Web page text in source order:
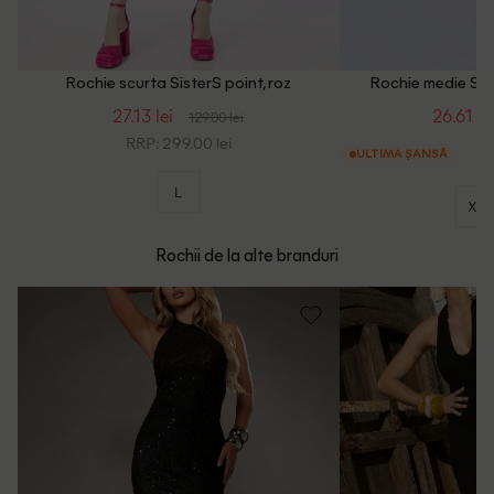
Rochie scurta SisterS point, roz
27.13 lei 129.00 lei
RRP: 299.00 lei
L
Rochie medie
26.61
ULTIMA ȘANSĂ
XS
Rochii de la alte branduri